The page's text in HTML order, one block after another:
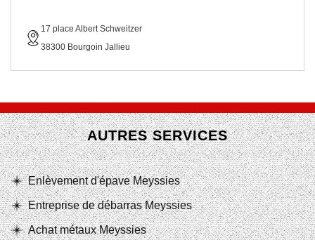
17 place Albert Schweitzer
38300 Bourgoin Jallieu
AUTRES SERVICES
Enlèvement d'épave Meyssies
Entreprise de débarras Meyssies
Achat métaux Meyssies